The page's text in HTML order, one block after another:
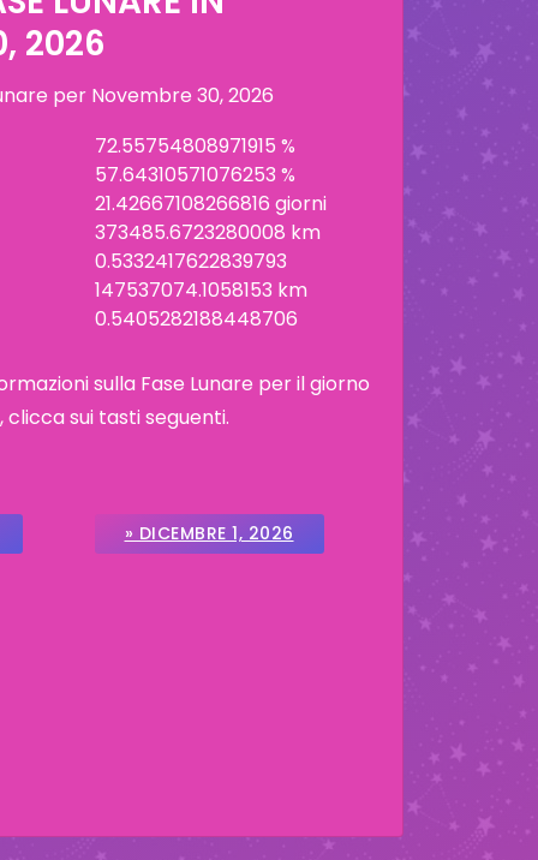
2026
per Novembre 30, 2026
72.55754808971915 %
57.64310571076253 %
21.42667108266816 giorni
373485.6723280008 km
0.5332417622839793
147537074.1058153 km
0.5405282188448706
sulla Fase Lunare per il giorno
sui tasti seguenti.
» DICEMBRE 1, 2026